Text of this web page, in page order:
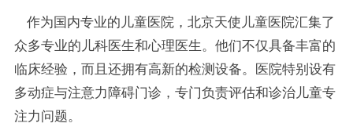
作为国内专业的儿童医院，北京天使儿童医院汇集了
众多专业的儿科医生和心理医生。他们不仅具备丰富的
临床经验，而且还拥有高新的检测设备。医院特别设有
多动症与注意力障碍门诊，专门负责评估和诊治儿童专
注力问题。